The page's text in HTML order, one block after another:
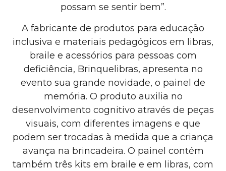
possam se sentir bem”.
A fabricante de produtos para educação
inclusiva e materiais pedagógicos em libras,
braile e acessórios para pessoas com
deficiência, Brinquelibras, apresenta no
evento sua grande novidade, o painel de
memória. O produto auxilia no
desenvolvimento cognitivo através de peças
visuais, com diferentes imagens e que
podem ser trocadas à medida que a criança
avança na brincadeira. O painel contém
também três kits em braile e em libras, com